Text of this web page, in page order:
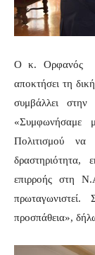
Ο κ. Ορφανός
αποκτήσει τη
συμβάλλει στην
«Συμφωνήσαμε
Πολιτισμού να
δραστηριότητα,
επιρροής στη
προσπάθεια»,